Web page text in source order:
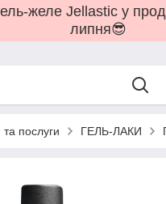
желе Jellastic у
липня😎
послуги ГЕЛЬ-ЛАКИ